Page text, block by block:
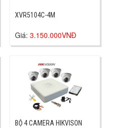
XVR5104C-4M
Giá: 3.150.000VNĐ
BỘ 4 CAMERA HIKVISON